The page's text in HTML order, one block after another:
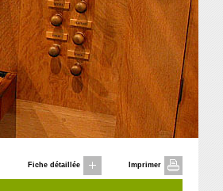
Fiche détaillée Imprimer